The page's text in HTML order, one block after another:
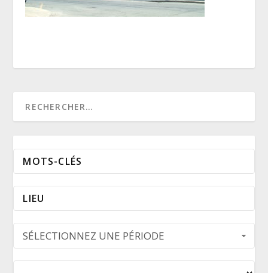
SÉLECTIONNEZ UNE PÉRIODE